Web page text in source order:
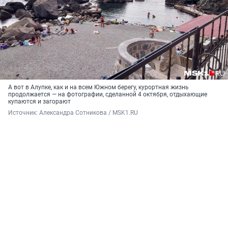
А вот в Алупке, как и на всем Южном берегу, курортная жизнь
продолжается — на фотографии, сделанной 4 октября, отдыхающие
купаются и загорают
Источник: Александра Сотникова / MSK1.RU